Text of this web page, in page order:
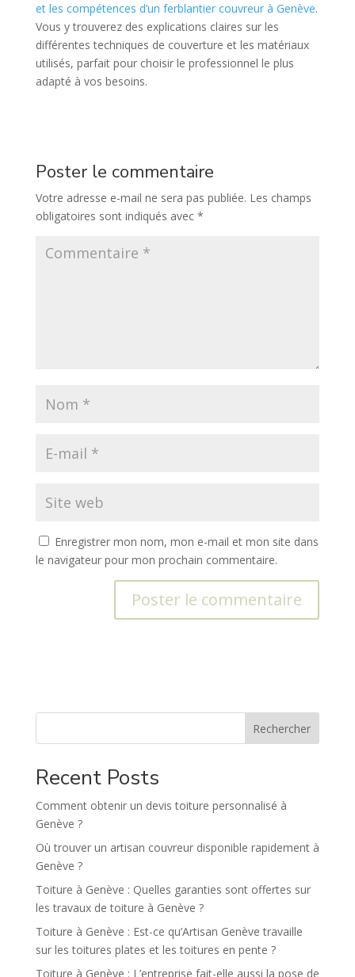
et les compétences d’un ferblantier couvreur à Genève.
Vous y trouverez des explications claires sur les
différentes techniques de couverture et les matériaux
utilisés, parfait pour choisir le professionnel le plus
adapté à vos besoins.
Poster le commentaire
Votre adresse e-mail ne sera pas publiée. Les champs
obligatoires sont indiqués avec *
Enregistrer mon nom, mon e-mail et mon site dans
le navigateur pour mon prochain commentaire.
i
e
:
Rechercher
Recent Posts
Comment obtenir un devis toiture personnalisé à
Genève ?
Où trouver un artisan couvreur disponible rapidement à
Genève ?
Toiture à Genève : Quelles garanties sont offertes sur
les travaux de toiture à Genève ?
Toiture à Genève : Est-ce qu’Artisan Genève travaille
sur les toitures plates et les toitures en pente ?
Toiture à Genève : L’entreprise fait-elle aussi la pose de